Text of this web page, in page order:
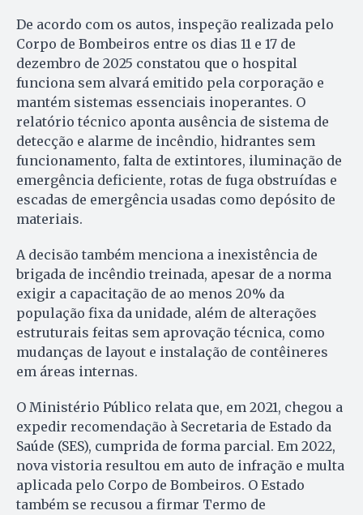
De acordo com os autos, inspeção realizada pelo
Corpo de Bombeiros entre os dias 11 e 17 de
dezembro de 2025 constatou que o hospital
funciona sem alvará emitido pela corporação e
mantém sistemas essenciais inoperantes. O
relatório técnico aponta ausência de sistema de
detecção e alarme de incêndio, hidrantes sem
funcionamento, falta de extintores, iluminação de
emergência deficiente, rotas de fuga obstruídas e
escadas de emergência usadas como depósito de
materiais.
A decisão também menciona a inexistência de
brigada de incêndio treinada, apesar de a norma
exigir a capacitação de ao menos 20% da
população fixa da unidade, além de alterações
estruturais feitas sem aprovação técnica, como
mudanças de layout e instalação de contêineres
em áreas internas.
O Ministério Público relata que, em 2021, chegou a
expedir recomendação à Secretaria de Estado da
Saúde (SES), cumprida de forma parcial. Em 2022,
nova vistoria resultou em auto de infração e multa
aplicada pelo Corpo de Bombeiros. O Estado
também se recusou a firmar Termo de